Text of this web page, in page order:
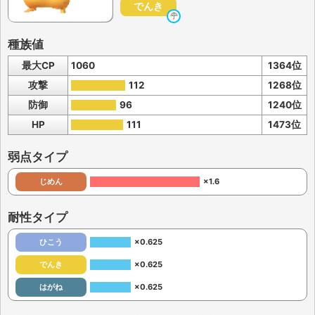
でんき
種族値
最大CP 1060
1364位
攻撃
112
1268位
防御
96
1240位
HP
111 1473位
弱点タイプ
じめん ×1.6
耐性タイプ
ひこう ×0.625
でんき ×0.625
はがね ×0.625